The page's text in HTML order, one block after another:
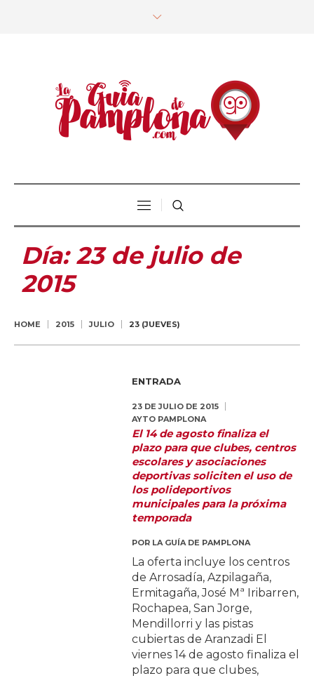
Día:23 de julio de
2015
HOME 2015 JULIO 23 (JUEVES)
ENTRADA
23 DE JULIO DE 2015
AYTO PAMPLONA
El 14 de agosto finaliza el
plazo para que clubes, centros
escolares y asociaciones
deportivas soliciten el uso de
los polideportivos
municipales para la próxima
temporada
POR LA GUÍA DE PAMPLONA
La oferta incluye los centros
de Arrosadía, Azpilagaña,
Ermitagaña, José Mª Iribarren,
Rochapea, San Jorge,
Mendillorri y las pistas
cubiertas de Aranzadi El
viernes 14 de agosto finaliza el
plazo para que clubes,